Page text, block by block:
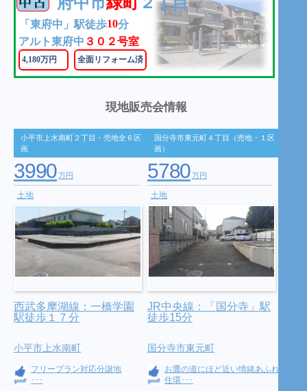
「東府中」駅徒歩10分
アルト東府中 ３０２号室
4,180万円 全面リフォーム済
現地販売会情報
小平市上水南町２丁目・売地全６区
画
3990万円
土地
西武多摩湖線：一橋学園
駅徒歩１７分
小平市上水南町
フリープラン対応分譲地
･･･
国分寺市東元町４丁目（売地・１区
画）
5780万円
土地
JR中央線：「国分寺」駅
徒歩15分
国分寺市東元町
お鷹の道にほど近い情緒あふれる
住環･･･